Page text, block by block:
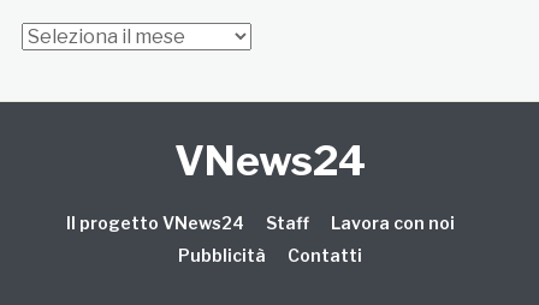
Archivi
VNews24
Il progetto VNews24 Staff
Lavora con noi
Pubblicità
Contatti